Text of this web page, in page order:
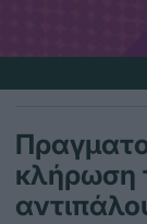
κλήρωση